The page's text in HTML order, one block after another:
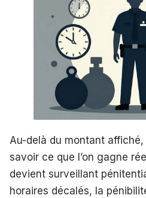
Au-delà du montant
savoir ce que l’on gagne
devient surveillant
horaires décalés, la